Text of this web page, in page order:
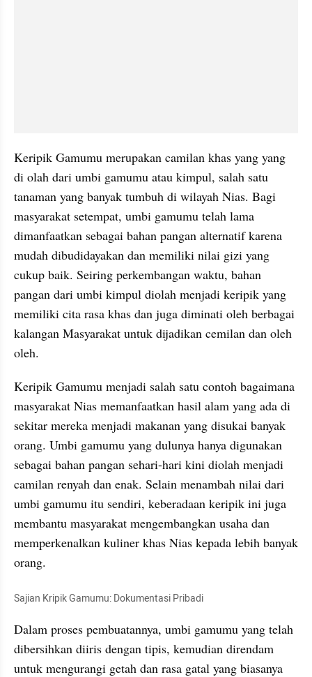
Keripik Gamumu merupakan camilan khas yang yang
di olah dari umbi gamumu atau kimpul, salah satu
tanaman yang banyak tumbuh di wilayah Nias. Bagi
masyarakat setempat, umbi gamumu telah lama
dimanfaatkan sebagai bahan pangan alternatif karena
mudah dibudidayakan dan memiliki nilai gizi yang
cukup baik. Seiring perkembangan waktu, bahan
pangan dari umbi kimpul diolah menjadi keripik yang
memiliki cita rasa khas dan juga diminati oleh berbagai
kalangan Masyarakat untuk dijadikan cemilan dan oleh
oleh.
Keripik Gamumu menjadi salah satu contoh bagaimana
masyarakat Nias memanfaatkan hasil alam yang ada di
sekitar mereka menjadi makanan yang disukai banyak
orang. Umbi gamumu yang dulunya hanya digunakan
sebagai bahan pangan sehari-hari kini diolah menjadi
camilan renyah dan enak. Selain menambah nilai dari
umbi gamumu itu sendiri, keberadaan keripik ini juga
membantu masyarakat mengembangkan usaha dan
memperkenalkan kuliner khas Nias kepada lebih banyak
orang.
Sajian Kripik Gamumu: Dokumentasi Pribadi
Dalam proses pembuatannya, umbi gamumu yang telah
dibersihkan diiris dengan tipis, kemudian direndam
untuk mengurangi getah dan rasa gatal yang biasanya